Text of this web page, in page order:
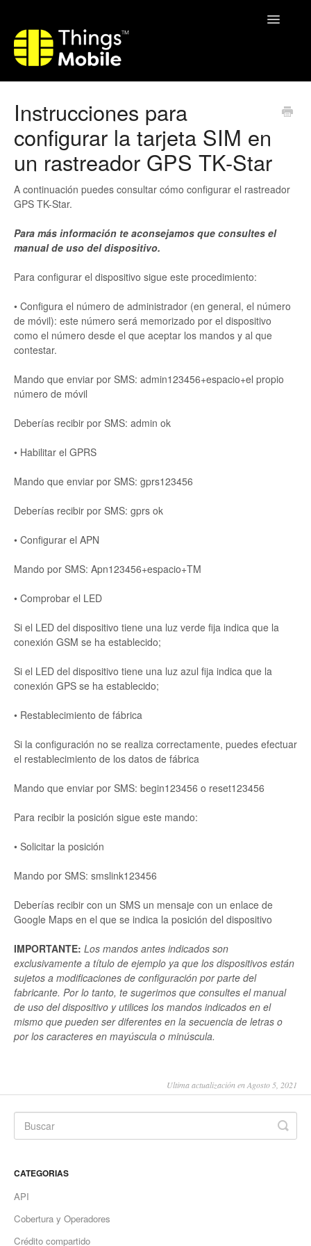
Toggle
Instrucciones para
configurar la tarjeta SIM en
un rastreador GPS TK-Star
A continuación puedes consultar cómo configurar el rastreador
GPS TK-Star.
Para más información te aconsejamos que consultes el
manual de uso del dispositivo.
Para configurar el dispositivo sigue este procedimiento:
• Configura el número de administrador (en general, el número
de móvil): este número será memorizado por el dispositivo
como el número desde el que aceptar los mandos y al que
contestar.
Mando que enviar por SMS: admin123456+espacio+el propio
número de móvil
Deberías recibir por SMS: admin ok
• Habilitar el GPRS
Mando que enviar por SMS: gprs123456
Deberías recibir por SMS: gprs ok
• Configurar el APN
Mando por SMS: Apn123456+espacio+TM
• Comprobar el LED
Si el LED del dispositivo tiene una luz verde fija indica que la
conexión GSM se ha establecido;
Si el LED del dispositivo tiene una luz azul fija indica que la
conexión GPS se ha establecido;
• Restablecimiento de fábrica
Si la configuración no se realiza correctamente, puedes efectuar
el restablecimiento de los datos de fábrica
Mando que enviar por SMS: begin123456 o reset123456
Para recibir la posición sigue este mando:
• Solicitar la posición
Mando por SMS: smslink123456
Deberías recibir con un SMS un mensaje con un enlace de
Google Maps en el que se indica la posición del dispositivo
IMPORTANTE: Los mandos antes indicados son
exclusivamente a título de ejemplo ya que los dispositivos están
sujetos a modificaciones de configuración por parte del
fabricante. Por lo tanto, te sugerimos que consultes el manual
de uso del dispositivo y utilices los mandos indicados en el
mismo que pueden ser diferentes en la secuencia de letras o
por los caracteres en mayúscula o minúscula.
Ultima actualización en Agosto 5, 2021
CATEGORIAS
API
Cobertura y Operadores
Crédito compartido